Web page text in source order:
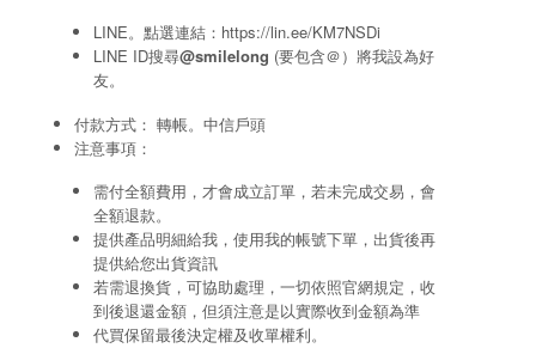
LINE。點選連結： https://lin.ee/KM7NSDi
LINE ID搜尋@smilelong (要包含＠）將我設為好
友。
付款方式： 轉帳。中信戶頭
注意事項：
需付全額費用，才會成立訂單，若未完成交易，會
全額退款。
提供產品明細給我，使用我的帳號下單，出貨後再
提供給您出貨資訊
若需退換貨，可協助處理，一切依照官網規定，收
到後退還金額，但須注意是以實際收到金額為準
代買保留最後決定權及收單權利。